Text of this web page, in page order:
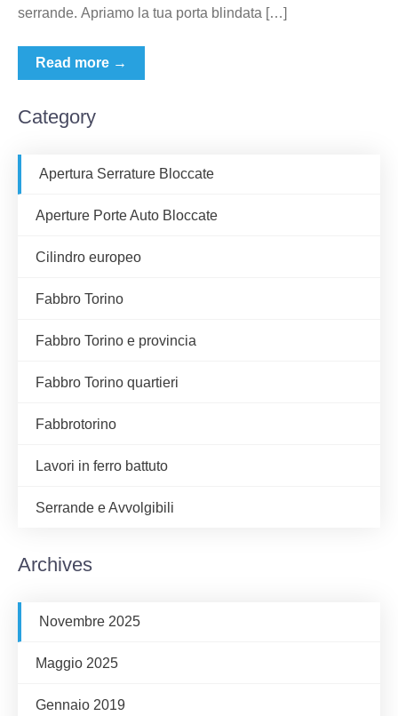
serrande. Apriamo la tua porta blindata […]
Read more →
Category
Apertura Serrature Bloccate
Aperture Porte Auto Bloccate
Cilindro europeo
Fabbro Torino
Fabbro Torino e provincia
Fabbro Torino quartieri
Fabbrotorino
Lavori in ferro battuto
Serrande e Avvolgibili
Archives
Novembre 2025
Maggio 2025
Gennaio 2019